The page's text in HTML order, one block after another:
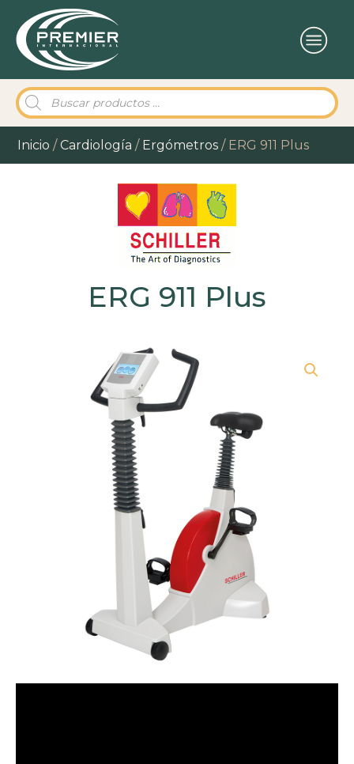
Búsqueda
de
productos
Inicio /Cardiología / Ergómetros / ERG 911 Plus
ERG 911 Plus